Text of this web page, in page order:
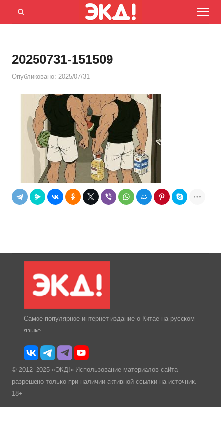
Menu
Открыть
20250731-151509
Опубликовано: 2025/07/31
Самое популярное интернет-издание о Китае на русском
языке.
© 2012–2025 «ЭКД!» Использование материалов сайта
разрешено только при наличии активной ссылки на источник.
18+